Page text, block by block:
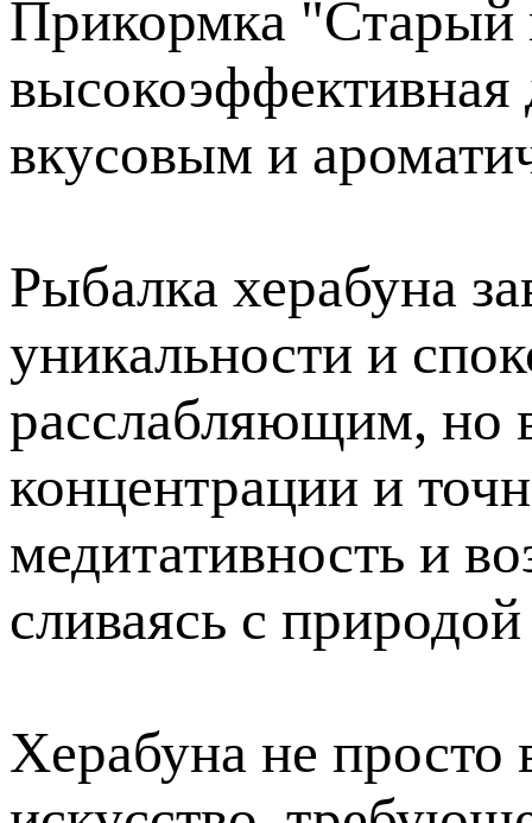
Прикормка "Старый
высокоэффективная
вкусовым и
Рыбалка херабуна
уникальности и
расслабляющим, но
концентрации и
медитативность и
сливаясь с
Херабуна не просто